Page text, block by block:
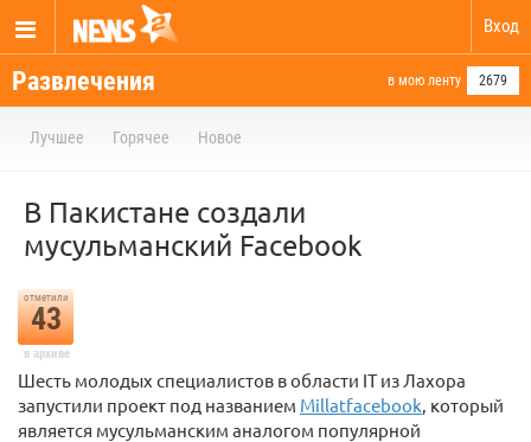
Вход
Развлечения в мою ленту 2679
Лучшее Горячее Новое
В Пакистане создали
мусульманский Facebook
отметили
43
в архиве
Шесть молодых специалистов в области IT из Лахора
запустили проект под названием Millatfacebook, который
является мусульманским аналогом популярной